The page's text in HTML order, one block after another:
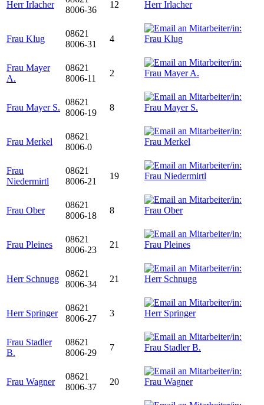
Herr Irlacher
8006-36
12
Frau Klug
08621
8006-31
4
Frau Mayer
A.
08621
8006-11
2
Frau Mayer S.
08621
8006-19
8
Frau Merkel
08621
8006-0
Frau
Niedermirtl
08621
8006-21
19
Frau Ober
08621
8006-18
8
Frau Pleines
08621
8006-23
21
Herr Schnugg
08621
8006-34
21
Herr Springer
08621
8006-27
3
Frau Stadler
B.
08621
8006-29
7
Frau Wagner
08621
8006-37
20